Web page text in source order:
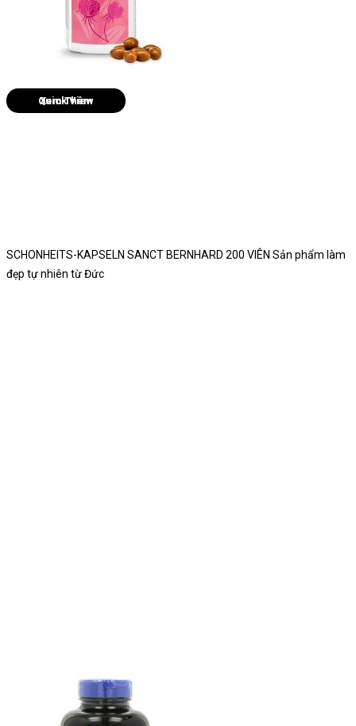
Quick View
SCHONHEITS-KAPSELN SANCT BERNHARD 200 VIÊN Sản phẩm làm
đẹp tự nhiên từ Đức